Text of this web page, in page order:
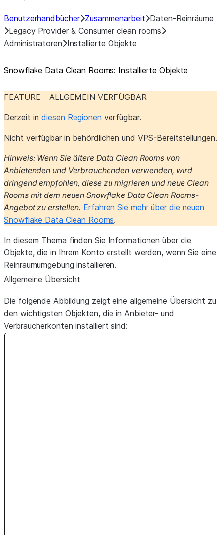
Benutzerhandbücher Zusammenarbeit Daten-Reinräume
Legacy Provider & Consumer clean rooms
Administratoren Installierte Objekte
Snowflake Data Clean Rooms: Installierte Objekte
FEATURE – ALLGEMEIN VERFÜGBAR
Derzeit in diesen Regionen verfügbar.
Nicht verfügbar in behördlichen und VPS-Bereitstellungen.
Hinweis: Wenn Sie ältere Data Clean Rooms von
Anbietenden und Verbrauchenden verwenden, wird
dringend empfohlen, diese zu migrieren und neue Clean
Rooms mit dem neuen Snowflake Data Clean Rooms-
Angebot zu erstellen. Erfahren Sie mehr über die neuen
Snowflake Data Clean Rooms.
In diesem Thema finden Sie Informationen über die
Objekte, die in Ihrem Konto erstellt werden, wenn Sie eine
Reinraumumgebung installieren.
Allgemeine Übersicht
Die folgende Abbildung zeigt eine allgemeine Übersicht zu
den wichtigsten Objekten, die in Anbieter- und
Verbraucherkonten installiert sind: